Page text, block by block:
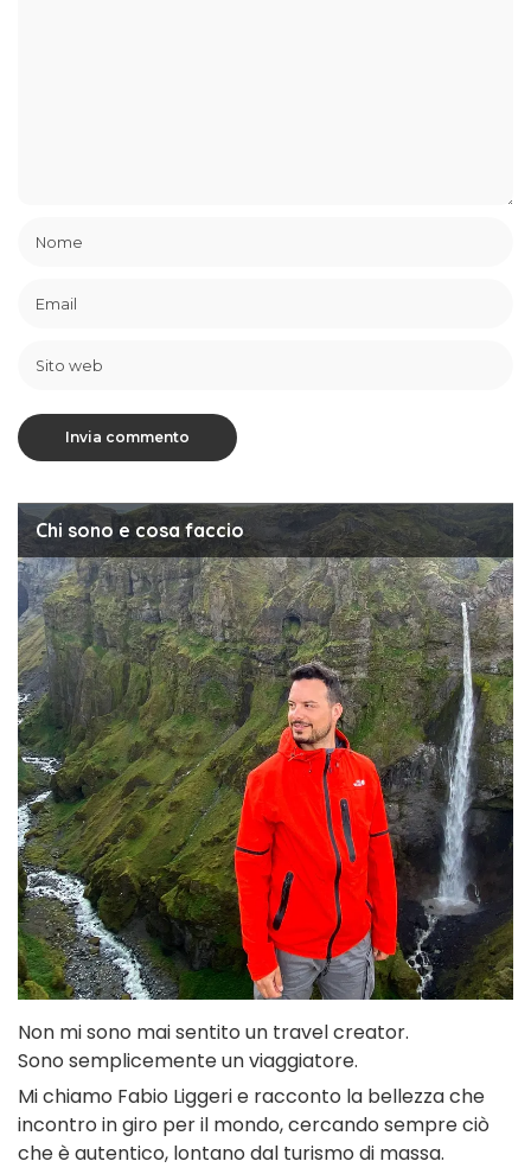
Chi sono e cosa faccio
Non mi sono mai sentito un travel creator.
Sono semplicemente un viaggiatore.
Mi chiamo Fabio Liggeri e racconto la bellezza che
incontro in giro per il mondo, cercando sempre ciò
che è autentico, lontano dal turismo di massa.